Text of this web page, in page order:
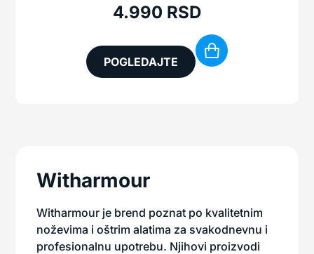
4.990 RSD
POGLEDAJTE
Witharmour
Witharmour je brend poznat po kvalitetnim
noževima i oštrim alatima za svakodnevnu i
profesionalnu upotrebu. Njihovi proizvodi